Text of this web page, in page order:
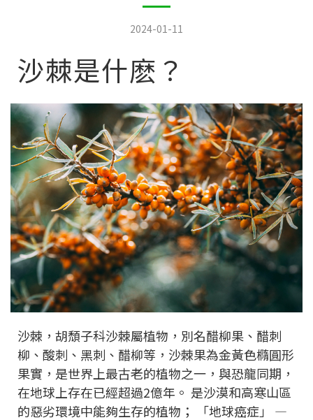
2024-01-11
沙棘是什麽？
沙棘，胡頹子科沙棘屬植物，別名醋柳果、醋刺
柳、酸刺、黑刺、醋柳等，沙棘果為金黃色橢圓形
果實，是世界上最古老的植物之一，與恐龍同期，
在地球上存在已經超過2億年。 是沙漠和高寒山區
的惡劣環境中能夠生存的植物； 「地球癌症」 —